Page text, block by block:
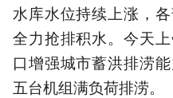
水库水位持续上涨，
全力抢排积水。今天
口增强城市蓄洪排涝
五台机组满负荷排涝。